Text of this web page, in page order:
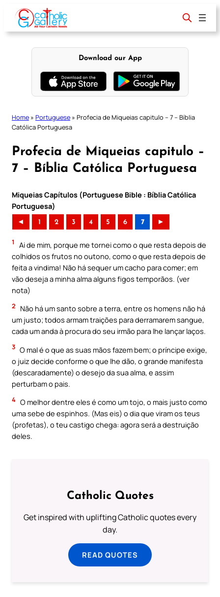
content
Download our App
Home » Portuguese » Profecia de Miqueias capitulo – 7 – Bíblia
Católica Portuguesa
Profecia de Miqueias capitulo –
7 – Bíblia Católica Portuguesa
Miqueias Capítulos (Portuguese Bible : Bíblia Católica
Portuguesa)
◄ 1 2 3 4 5 6 7 ►
1
Ai de mim, porque me tornei como o que resta depois de
colhidos os frutos no outono, como o que resta depois de
feita a vindima! Não há sequer um cacho para comer; em
vão deseja a minha alma alguns figos temporãos. (ver
nota)
2
Não há um santo sobre a terra, entre os homens não há
um justo; todos armam traições para derramarem sangue,
cada um anda à procura do seu irmão para lhe lançar laços.
3 O mal é o que as suas mãos fazem bem; o príncipe exige,
o juiz decide conforme o que lhe dão, o grande manifesta
(descaradamente) o desejo da sua alma, e assim
perturbam o pais.
4 O melhor dentre eles é como um tojo, o mais justo como
uma sebe de espinhos. (Mas eis) o dia que viram os teus
(profetas), o teu castigo chega: agora será a destruição
deles.
Catholic Quotes
Get inspired with uplifting Catholic quotes every
day.
READ QUOTES